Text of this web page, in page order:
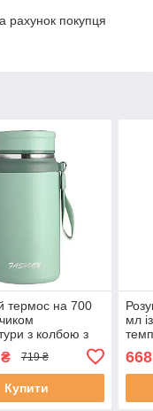
рахунок покупця
термос на 700
з колбою з
Fashion
719 ₴
Купити
мл